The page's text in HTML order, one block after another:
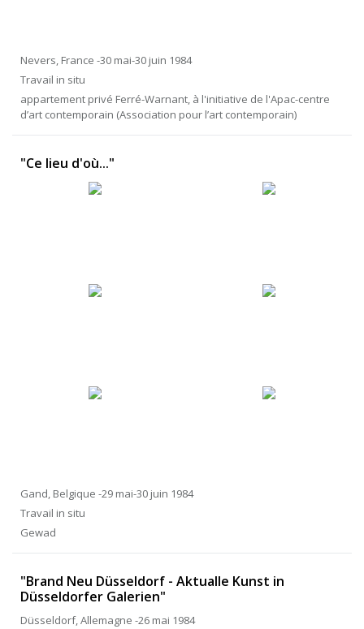
Nevers, France -30 mai-30 juin 1984
Travail in situ
appartement privé Ferré-Warnant, à l'initiative de l'Apac-centre
d’art contemporain (Association pour l’art contemporain)
"Ce lieu d'où..."
Gand, Belgique -29 mai-30 juin 1984
Travail in situ
Gewad
"Brand Neu Düsseldorf - Aktualle Kunst in
Düsseldorfer Galerien"
Düsseldorf, Allemagne -26 mai 1984